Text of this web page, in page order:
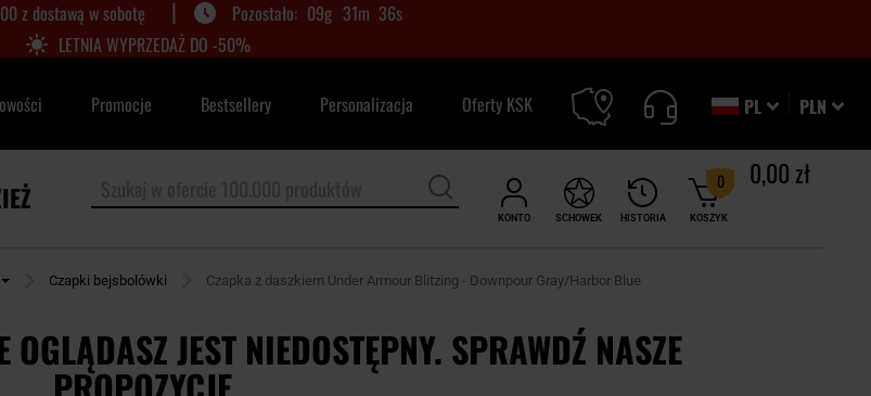
z dostawą w sobotę | 09g 31m 35s
LETNIA WYPRZEDAŻ DO -50%
PLN
PL
Promocje Bestsellery Personalizacja Oferty KSK
KONTO HISTORIA
SCHOWEK KOSZYK
0 0,00 zł
Czapki bejsbolówki Czapka z daszkiem Under Armour Blitzing - Downpour Gray/Harbor Blue
JEST NIEDOSTĘPNY. SPRAWDŹ NASZE